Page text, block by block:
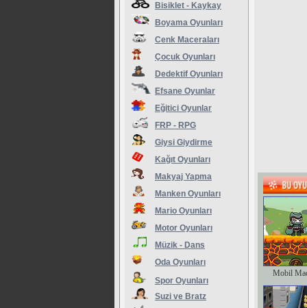
Bisiklet - Kaykay
Boyama Oyunları
Cenk Maceraları
Çocuk Oyunları
Dedektif Oyunları
Efsane Oyunlar
Eğitici Oyunlar
FRP - RPG
Giysi Giydirme
Kağıt Oyunları
Makyaj Yapma
Manken Oyunları
Mario Oyunları
Motor Oyunları
Müzik - Dans
Oda Oyunları
Spor Oyunları
Suzi ve Bratz
Mobil